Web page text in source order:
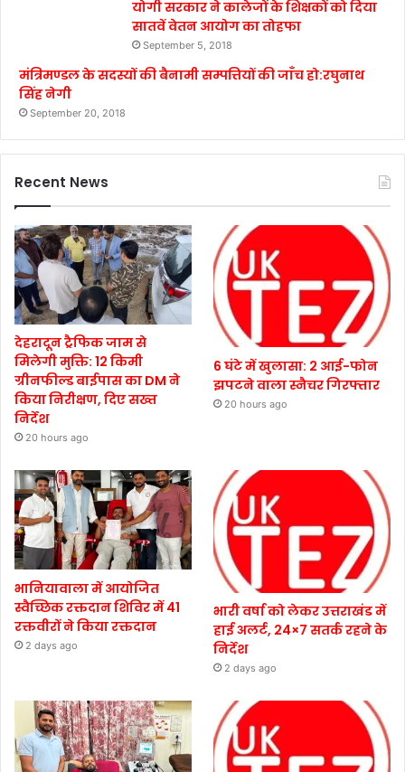
योगी सरकार ने कालेजों के शिक्षकों को दिया
सातवें वेतन आयोग का तोहफा
September 5, 2018
मंत्रिमण्डल के सदस्यों की बैनामी सम्पत्तियों की जाँच हो:रघुनाथ
सिंह नेगी
September 20, 2018
Recent News
देहरादून ट्रैफिक जाम से
मिलेगी मुक्ति: 12 किमी
ग्रीनफील्ड बाईपास का DM ने
किया निरीक्षण, दिए सख्त
निर्देश
20 hours ago
6 घंटे में खुलासा: 2 आई-फोन
झपटने वाला स्नैचर गिरफ्तार
20 hours ago
भानियावाला में आयोजित
स्वैच्छिक रक्तदान शिविर में 41
रक्तवीरों ने किया रक्तदान
2 days ago
भारी वर्षा को लेकर उत्तराखंड में
हाई अलर्ट, 24×7 सतर्क रहने के
निर्देश
2 days ago